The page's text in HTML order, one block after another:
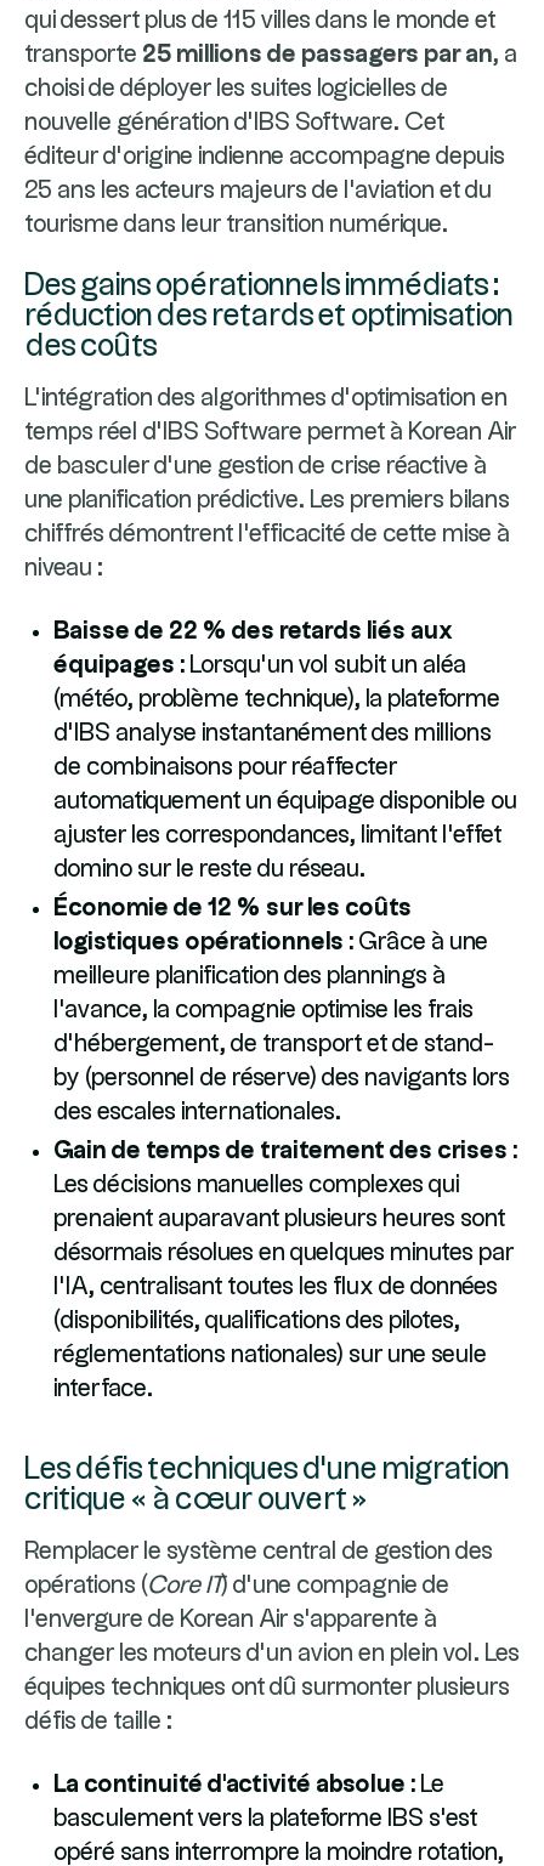
qui dessert plus de 115 villes dans le monde et
transporte 25 millions de passagers par an, a
choisi de déployer les suites logicielles de
nouvelle génération d’IBS Software. Cet
éditeur d'origine indienne accompagne depuis
25 ans les acteurs majeurs de l'aviation et du
tourisme dans leur transition numérique.
Des gains opérationnels immédiats :
réduction des retards et optimisation
des coûts
L'intégration des algorithmes d'optimisation en
temps réel d'IBS Software permet à Korean Air
de basculer d'une gestion de crise réactive à
une planification prédictive. Les premiers bilans
chiffrés démontrent l'efficacité de cette mise à
niveau :
Baisse de 22 % des retards liés aux
équipages : Lorsqu'un vol subit un aléa
(météo, problème technique), la plateforme
d’IBS analyse instantanément des millions
de combinaisons pour réaffecter
automatiquement un équipage disponible ou
ajuster les correspondances, limitant l'effet
domino sur le reste du réseau.
Économie de 12 % sur les coûts
logistiques opérationnels : Grâce à une
meilleure planification des plannings à
l'avance, la compagnie optimise les frais
d'hébergement, de transport et de stand-
by (personnel de réserve) des navigants lors
des escales internationales.
Gain de temps de traitement des crises :
Les décisions manuelles complexes qui
prenaient auparavant plusieurs heures sont
désormais résolues en quelques minutes par
l'IA, centralisant toutes les flux de données
(disponibilités, qualifications des pilotes,
réglementations nationales) sur une seule
interface.
Les défis techniques d'une migration
critique « à cœur ouvert »
Remplacer le système central de gestion des
opérations (Core IT) d'une compagnie de
l'envergure de Korean Air s'apparente à
changer les moteurs d'un avion en plein vol. Les
équipes techniques ont dû surmonter plusieurs
défis de taille :
La continuité d'activité absolue : Le
basculement vers la plateforme IBS s'est
opéré sans interrompre la moindre rotation,